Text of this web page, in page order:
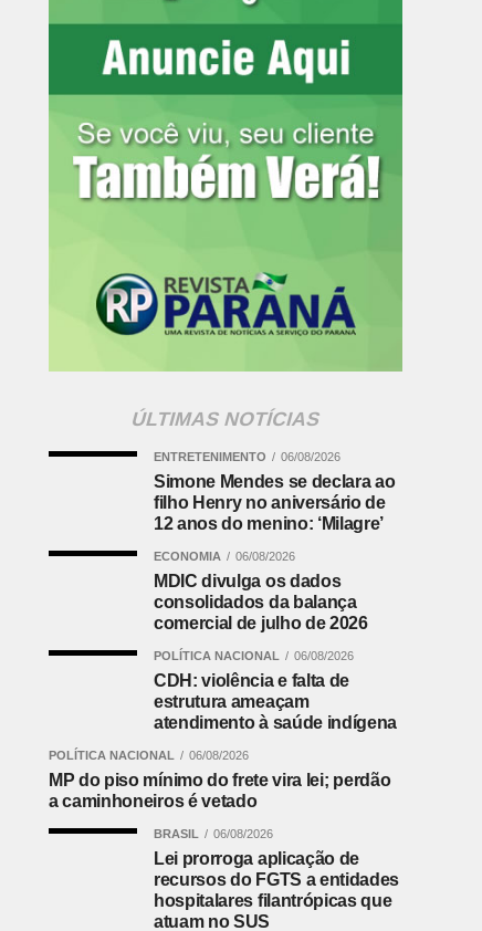
ÚLTIMAS NOTÍCIAS
ENTRETENIMENTO 06/08/2026
Simone Mendes se declara ao
filho Henry no aniversário de
12 anos do menino: ‘Milagre’
ECONOMIA 06/08/2026
MDIC divulga os dados
consolidados da balança
comercial de julho de 2026
POLÍTICA NACIONAL 06/08/2026
CDH: violência e falta de
estrutura ameaçam
atendimento à saúde indígena
POLÍTICA NACIONAL 06/08/2026
MP do piso mínimo do frete vira lei; perdão
a caminhoneiros é vetado
BRASIL 06/08/2026
Lei prorroga aplicação de
recursos do FGTS a entidades
hospitalares filantrópicas que
atuam no SUS